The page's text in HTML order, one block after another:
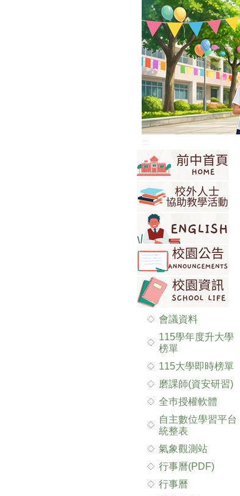
:::
會議資料
115學年度升大學
榜單
115大學即時榜單
磨課師(資安研習)
全巿授權軟體
自主數位學習平台
統整表
氣象觀測站
行事曆(PDF)
行事曆